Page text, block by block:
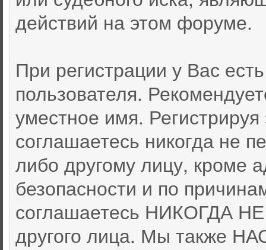
действий на этом форуме.
При регистрации у Вас
пользователя.
уместное имя.
соглашаетесь никогда не
либо другому лицу, кроме
безопасности и по
соглашаетесь НИКОГДА НЕ
другого лица. Мы также